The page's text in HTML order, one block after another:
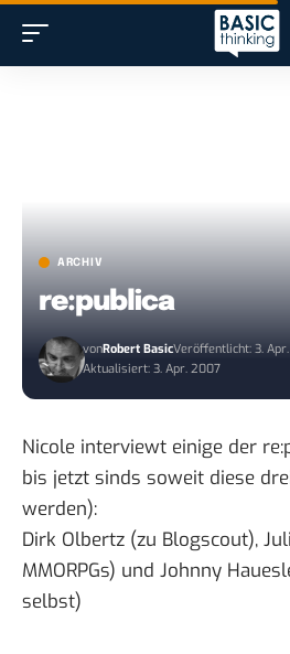
ARCHIV
re:publica
vonRobert BasicVeröffentlicht: 3.
Aktualisiert: 3. Apr. 2007
Nicole interviewt einige der
bis jetzt sinds soweit diese
werden):
Dirk Olbertz (zu Blogscout),
MMORPGs) und Johnny
selbst)